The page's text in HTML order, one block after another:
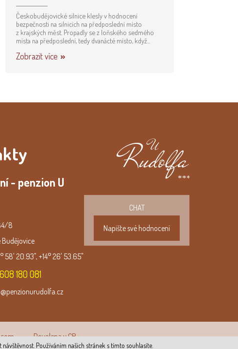
Používáním našich stránek s tímto souhlasíte.
Českobudějovické silnice klesly v hodnocení
bezpečnosti na silnicích na předposlední místo
z krajských měst. Propadly se z loňského sedmého
místa na předposlední, tedy dvanácté místo, když...
Zobrazit více
***
CHAT
Napište své hodnocení
- penzion U
8
Budějovice
58' 20.93", +14° 26' 53.65"
180 081
Dovolena v CR